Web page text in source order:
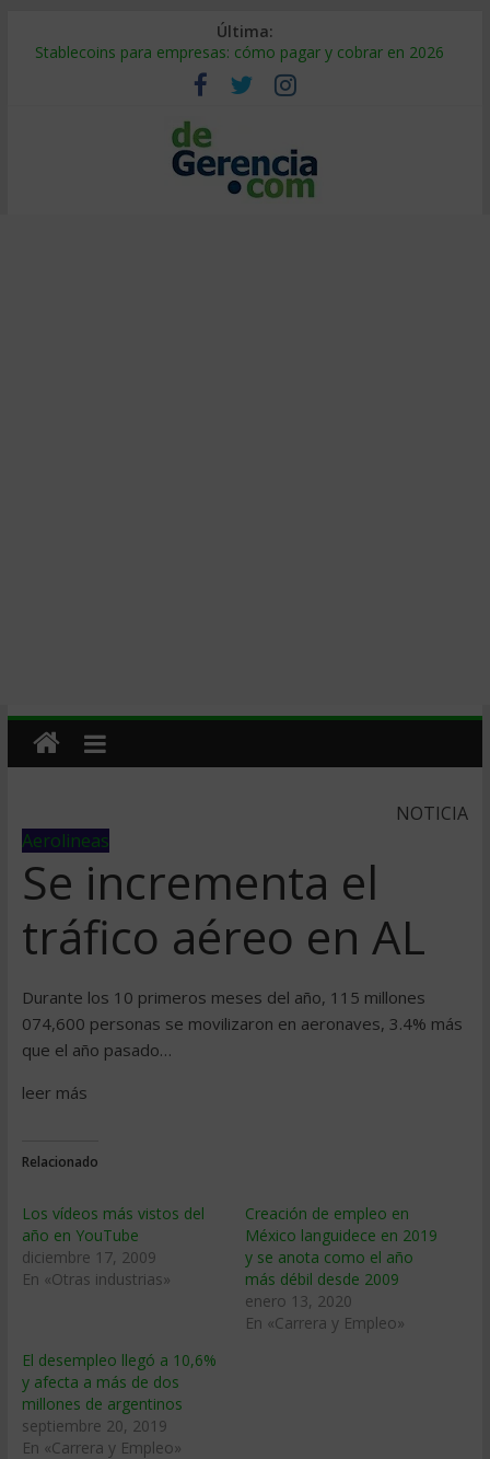
Última:
Stablecoins para empresas: cómo pagar y cobrar en 2026
Despido silencioso: qué es y por qué sale tan caro
IA en selección de personal: cómo auditarla a tiempo
Trabajo forzoso en la cadena de suministro: qué hacer
Mercado hispano de EE. UU.: cómo segmentarlo y venderle
NOTICIA
Aerolineas
Se incrementa el
tráfico aéreo en AL
Durante los 10 primeros meses del año, 115 millones
074,600 personas se movilizaron en aeronaves, 3.4% más
que el año pasado…
leer más
Relacionado
Los vídeos más vistos del
año en YouTube
diciembre 17, 2009
En «Otras industrias»
Creación de empleo en
México languidece en 2019
y se anota como el año
más débil desde 2009
enero 13, 2020
En «Carrera y Empleo»
El desempleo llegó a 10,6%
y afecta a más de dos
millones de argentinos
septiembre 20, 2019
En «Carrera y Empleo»